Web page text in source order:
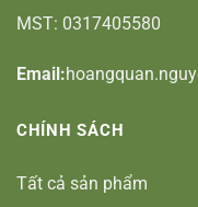
MST: 0317405580
Email:
CHÍNH SÁCH
Tất cả sản phẩm